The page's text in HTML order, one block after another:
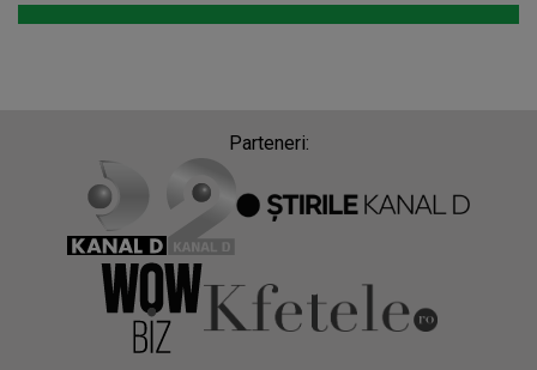
Parteneri: